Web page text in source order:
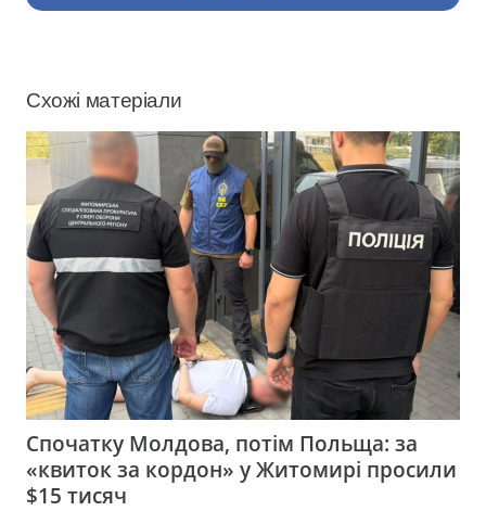
Схожі матеріали
Спочатку Молдова, потім Польща: за
«квиток за кордон» у Житомирі просили
$15 тисяч